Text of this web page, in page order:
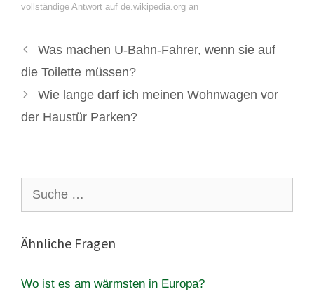
vollständige Antwort auf de.wikipedia.org an
Was machen U-Bahn-Fahrer, wenn sie auf
die Toilette müssen?
Wie lange darf ich meinen Wohnwagen vor
der Haustür Parken?
nach:
Ähnliche Fragen
Wo ist es am wärmsten in Europa?